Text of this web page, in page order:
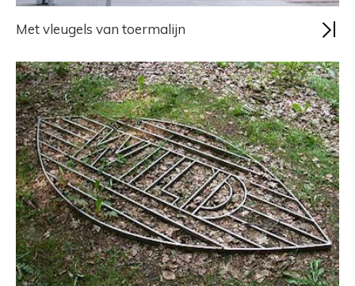
Met vleugels van toermalijn